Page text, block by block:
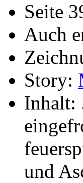
Seite
Auch
Story:
Inhalt:
und